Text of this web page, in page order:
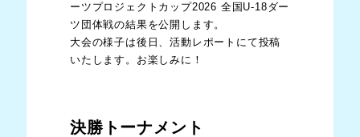
ーツプロジェクトカップ2026 全国U-18ダー
ツ団体戦の結果を公開します。
大会の様子は後日、活動レポートにて投稿
いたします。お楽しみに！
決勝トーナメント